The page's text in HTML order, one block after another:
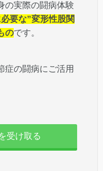
の実際の闘病体験
要な”変形性股関
のです。
症の闘病にご活用
受け取る